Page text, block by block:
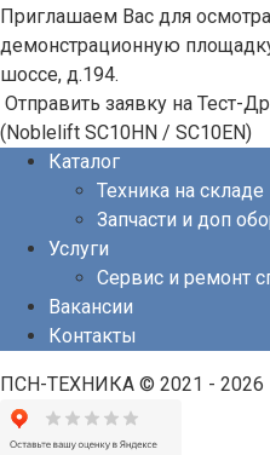
Приглашаем Вас для
демонстрационную
шоссе, д.194.
Отправить заявку на Тест-
(Noblelift SC10HN / SC10EN)
Каталог
Техника на складе
Запчасти и доп
Услуги
Сервис и ремонт
Вакансии
Контакты
ПСН-ТЕХНИКА © 2021 - 2026